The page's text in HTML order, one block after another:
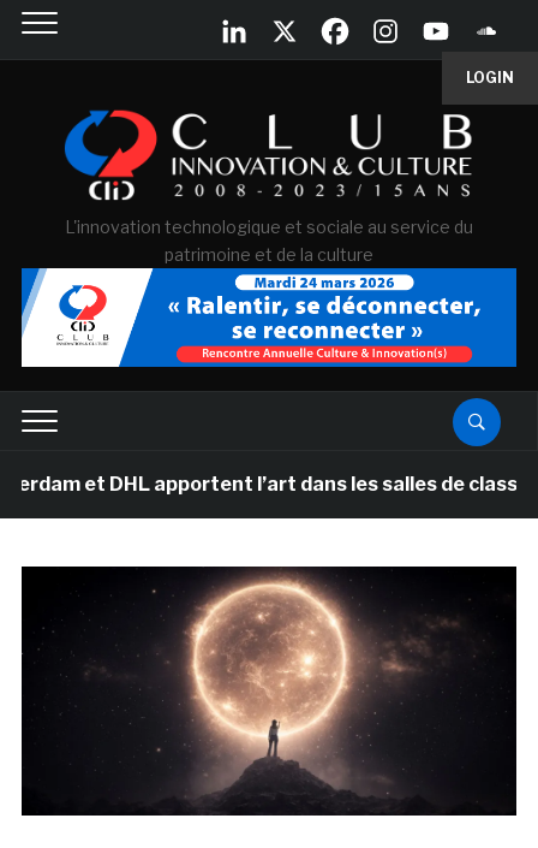
LOGIN
L'innovation technologique et sociale au service du
patrimoine et de la culture
et DHL apportent l’art dans les salles de classe des